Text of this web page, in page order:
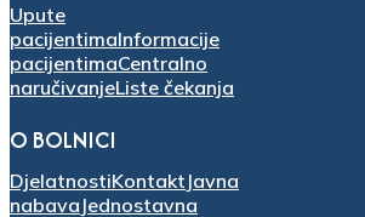
Upute
pacijentimaInformacije
pacijentimaCentralno
naručivanjeListe čekanja
O BOLNICI
DjelatnostiKontakt Javna
nabava Jednostavna